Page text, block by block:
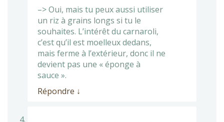
–> Oui, mais tu peux aussi utiliser
un riz à grains longs si tu le
souhaites. L’intérêt du carnaroli,
c’est qu’il est moelleux dedans,
mais ferme à l’extérieur, donc il ne
devient pas une « éponge à
sauce ».
Répondre ↓